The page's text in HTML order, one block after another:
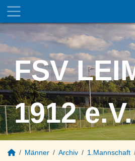
FSV
1912
Männer Archiv 1.Mannschaft